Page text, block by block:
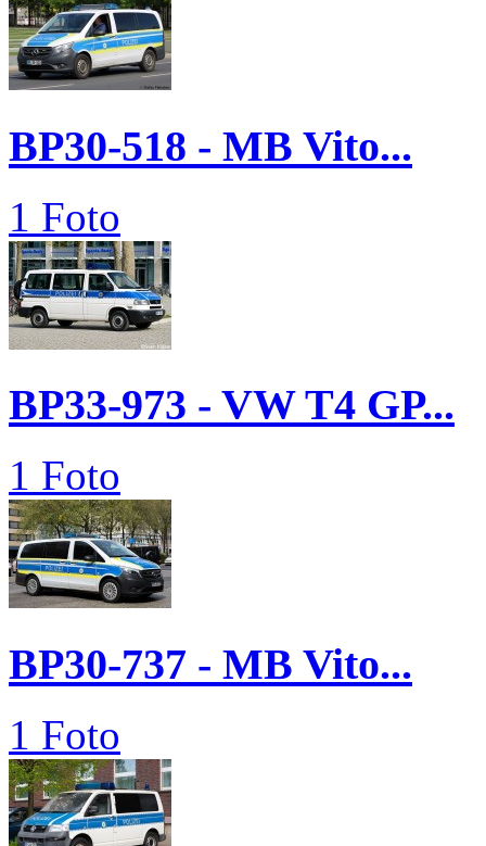
BP30-518 - MB Vito...
1 Foto
BP33-973 - VW T4 GP...
1 Foto
BP30-737 - MB Vito...
1 Foto